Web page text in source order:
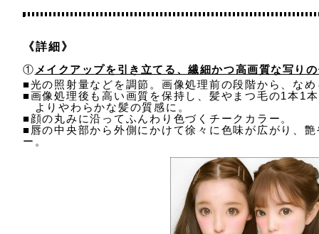
《詳細》
① メイクアップを引き立てる、繊細かつ高画質な写り
■光の照射量などを調節。画像処理前の段階から、な
■画像処理後も高い画質を保持し、髪やまつ毛の1本1
よりやわらかな髪の質感に。
■顔の丸みに沿ってふんわり色づくチークカラー。
■唇の中央部から外側にかけて徐々に色味が広がり、
ー。